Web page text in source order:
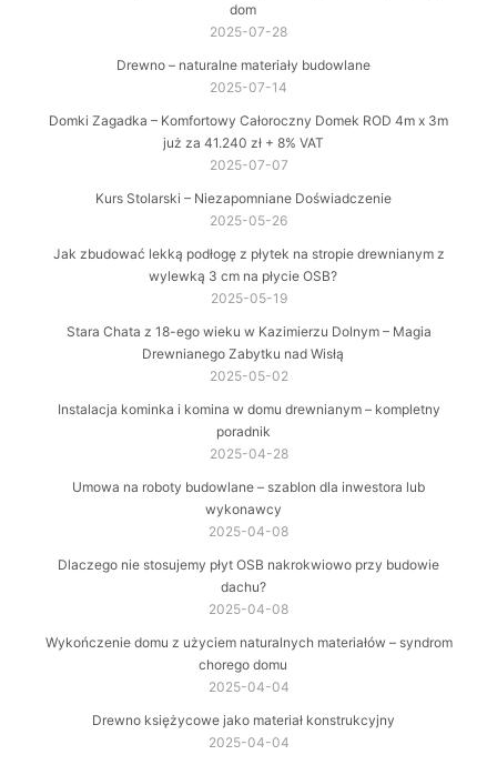
dom
2025-07-28
Drewno – naturalne materiały budowlane
2025-07-14
Domki Zagadka – Komfortowy Całoroczny Domek ROD 4m x 3m
już za 41.240 zł + 8% VAT
2025-07-07
Kurs Stolarski – Niezapomniane Doświadczenie
2025-05-26
Jak zbudować lekką podłogę z płytek na stropie drewnianym z
wylewką 3 cm na płycie OSB?
2025-05-19
Stara Chata z 18-ego wieku w Kazimierzu Dolnym – Magia
Drewnianego Zabytku nad Wisłą
2025-05-02
Instalacja kominka i komina w domu drewnianym – kompletny
poradnik
2025-04-28
Umowa na roboty budowlane – szablon dla inwestora lub
wykonawcy
2025-04-08
Dlaczego nie stosujemy płyt OSB nakrokwiowo przy budowie
dachu?
2025-04-08
Wykończenie domu z użyciem naturalnych materiałów – syndrom
chorego domu
2025-04-04
Drewno księżycowe jako materiał konstrukcyjny
2025-04-04